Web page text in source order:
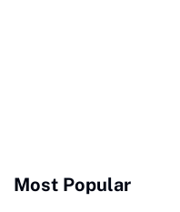
Most Popular